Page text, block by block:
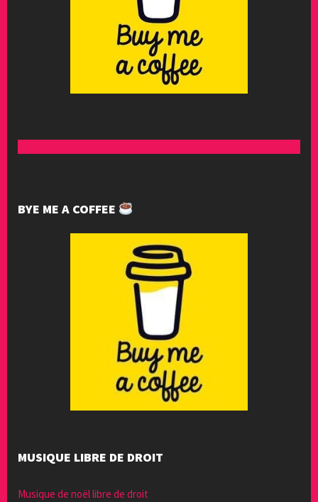
BYE ME A COFFEE
MUSIQUE LIBRE DE DROIT
Musique de noël libre de droit